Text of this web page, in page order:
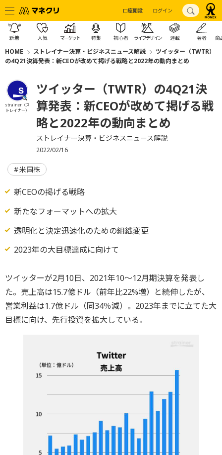
口座開設 ログイン
新着 人気 マーケット 特集 初心者 ライフデザイン 連載 著者 商
HOME ストレイナー決算・ビジネスニュース解説
ツイッター（TWTR）
の4Q21決算発表：新CEOが改めて掲げる戦略と2022年の動向まとめ
strainer（ス
トレイナー）
ツイッター（TWTR）の4Q21決
算発表：新CEOが改めて掲げる戦
略と2022年の動向まとめ
ストレイナー決算・ビジネスニュース解説
2022/02/16
米国株
新CEOの掲げる戦略
新たなフォーマットへの拡大
透明化と決定迅速化のための組織変更
2023年の大目標達成に向けて
ツイッターが2月10日、2021年10〜12月期決算を発表し
た。売上高は15.7億ドル（前年比22%増）と続伸したが、
営業利益は1.7億ドル（同34％減）。2023年までに立てた大
目標に向け、先行投資を拡大している。